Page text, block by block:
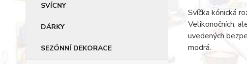
SVÍCNY
DÁRKY
SEZÓNNÍ DEKORACE
Svíčka kónická
Velikonočních,
uvedených
modrá.